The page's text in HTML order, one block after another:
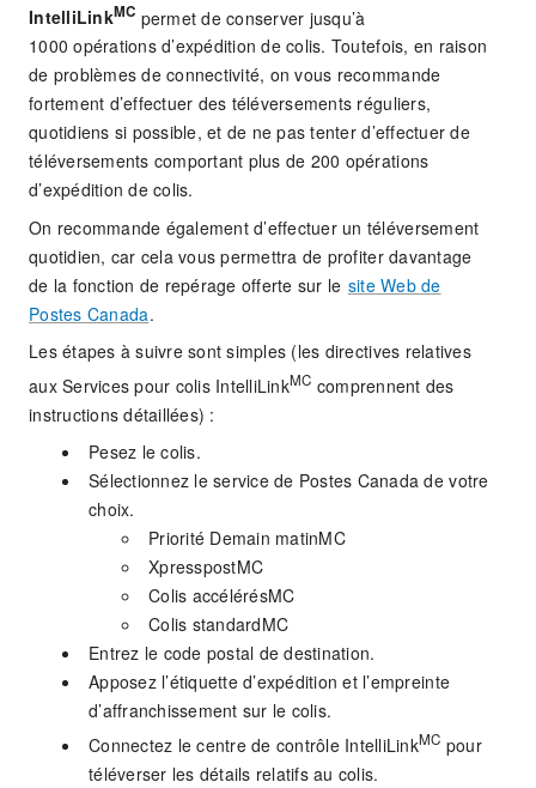
IntelliLinkMC permet de conserver jusqu’à
1000 opérations d’expédition de colis. Toutefois, en raison
de problèmes de connectivité, on vous recommande
fortement d’effectuer des téléversements réguliers,
quotidiens si possible, et de ne pas tenter d’effectuer de
téléversements comportant plus de 200 opérations
d’expédition de colis.
On recommande également d’effectuer un téléversement
quotidien, car cela vous permettra de profiter davantage
de la fonction de repérage offerte sur le site Web de
Postes Canada.
Les étapes à suivre sont simples (les directives relatives
aux Services pour colis IntelliLinkMC comprennent des
instructions détaillées) :
Pesez le colis.
Sélectionnez le service de Postes Canada de votre
choix.
Priorité Demain matinMC
XpresspostMC
Colis accélérésMC
Colis standardMC
Entrez le code postal de destination.
Apposez l’étiquette d’expédition et l’empreinte
d’affranchissement sur le colis.
Connectez le centre de contrôle IntelliLinkMC pour
téléverser les détails relatifs au colis.